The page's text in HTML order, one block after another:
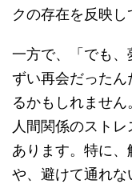
クの存在を反映し
一方で、「でも、
ずい再会だったん
るかもしれませ
人間関係のスト
あります。特に
や、避けて通れな